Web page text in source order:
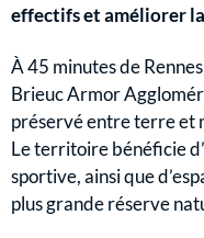
effectifs et améliorer
À 45 minutes de
Brieuc Armor
préservé entre terre et
Le territoire bénéficie
sportive, ainsi que
plus grande réserve